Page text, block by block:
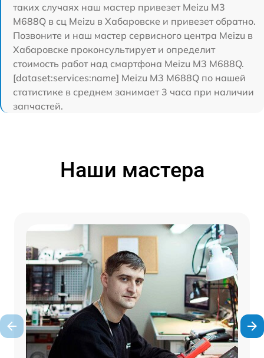
таких случаях наш мастер привезет Meizu M3
M688Q в сц Meizu в Хабаровске и привезет обратно.
Позвоните и наш мастер сервисного центра Meizu в
Хабаровске проконсультирует и определит
стоимость работ над смартфона Meizu M3 M688Q.
[dataset:services:name] Meizu M3 M688Q по нашей
статистике в среднем занимает 3 часа при наличии
запчастей.
Наши мастера